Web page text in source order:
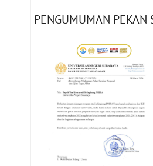
PENGUMUMAN PEKAN